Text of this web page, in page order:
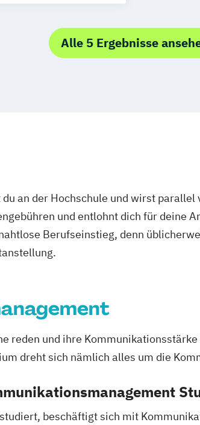
Alle 5 Ergebnisse
an der Hochschule und wirst
und entlohnt dich für deine
Berufseinstieg, denn
reden und ihre
dreht sich nämlich alles um die
beschäftigt sich mit